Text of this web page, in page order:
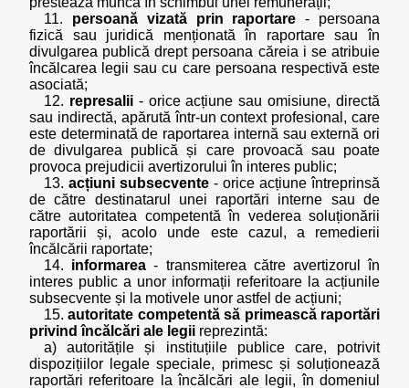
11. persoană vizată prin raportare - persoana
fizică sau juridică menționată în raportare sau în
divulgarea publică drept persoana căreia i se atribuie
încălcarea legii sau cu care persoana respectivă este
asociată;
12. represalii- orice acțiune sau omisiune, directă
sau indirectă, apărută într-un context profesional, care
este determinată de raportarea internă sau externă ori
de divulgarea publică și care provoacă sau poate
provoca prejudicii avertizorului în interes public;
13. acțiuni subsecvente - orice acțiune întreprinsă
de către destinatarul unei raportări interne sau de
către autoritatea competentă în vederea soluționării
raportării și, acolo unde este cazul, a remedierii
încălcării raportate;
14. informarea - transmiterea către avertizorul în
interes public a unor informații referitoare la acțiunile
subsecvente și la motivele unor astfel de acțiuni;
15.autoritate competentă să primească raportări
privind încălcări ale legii reprezintă:
a) autoritățile și instituțiile publice care, potrivit
dispozițiilor legale speciale, primesc și soluționează
raportări referitoare la încălcări ale legii, în domeniul